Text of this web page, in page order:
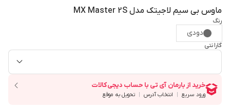
ماوس بی سیم لاجیتک مدل MX Master 2S
رنگ
دودی
گارانتی